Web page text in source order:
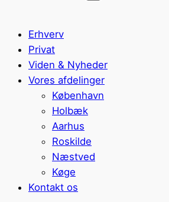
Erhverv
Privat
Viden & Nyheder
Vores afdelinger
København
Holbæk
Aarhus
Roskilde
Næstved
Køge
Kontakt os